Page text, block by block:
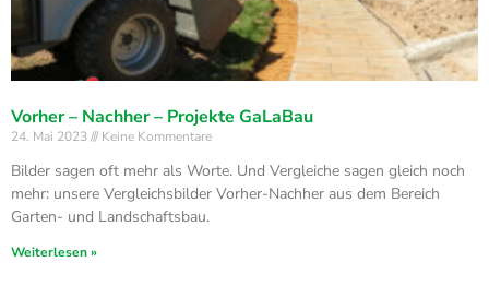
Vorher – Nachher – Projekte GaLaBau
24. Mai 2023 Keine Kommentare
Bilder sagen oft mehr als Worte. Und Vergleiche sagen gleich noch
mehr: unsere Vergleichsbilder Vorher-Nachher aus dem Bereich
Garten- und Landschaftsbau.
Weiterlesen »